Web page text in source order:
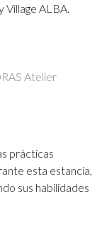
ALBA.
Atelier
prácticas
esta estancia,
sus habilidades